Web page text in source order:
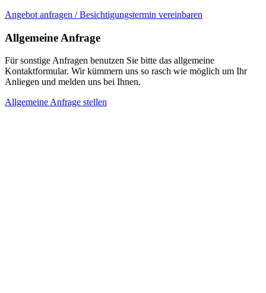
Angebot anfragen / Besichtigungstermin vereinbaren
Allgemeine Anfrage
Für sonstige Anfragen benutzen Sie bitte das allgemeine
Kontaktformular. Wir kümmern uns so rasch wie möglich um Ihr
Anliegen und melden uns bei Ihnen.
Allgemeine Anfrage stellen